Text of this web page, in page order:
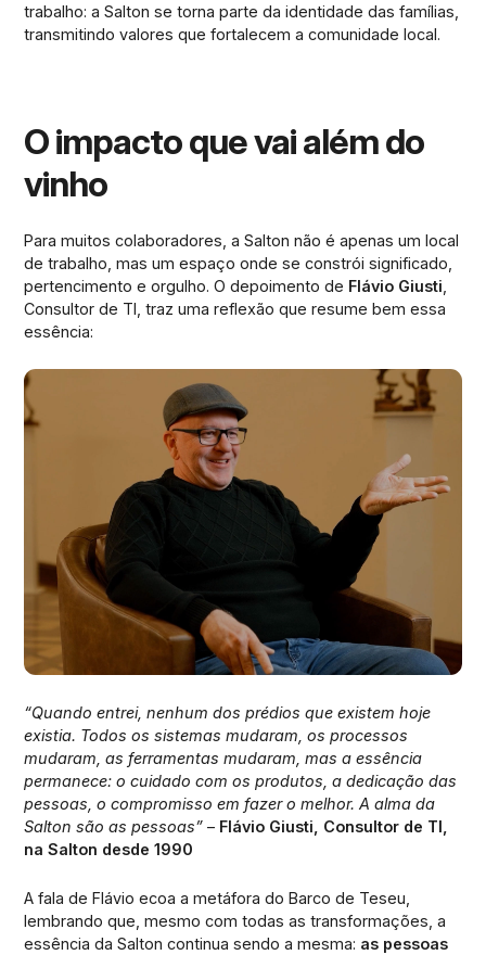
trabalho: a Salton se torna parte da identidade das famílias,
transmitindo valores que fortalecem a comunidade local.
O impacto que vai além do
vinho
Para muitos colaboradores, a Salton não é apenas um local
de trabalho, mas um espaço onde se constrói significado,
pertencimento e orgulho. O depoimento de Flávio Giusti
Consultor de TI, traz uma reflexão que resume bem essa
essência:
“Quando entrei, nenhum dos prédios que existem hoje
existia. Todos os sistemas mudaram, os processos
mudaram, as ferramentas mudaram, mas a essência
permanece: o cuidado com os produtos, a dedicação das
pessoas, o compromisso em fazer o melhor. A alma da
Salton são as pessoas”– Flávio Giusti, Consultor de TI,
na Salton desde 1990
A fala de Flávio ecoa a metáfora do Barco de Teseu,
lembrando que, mesmo com todas as transformações, a
essência da Salton continua sendo a mesma: as pessoas